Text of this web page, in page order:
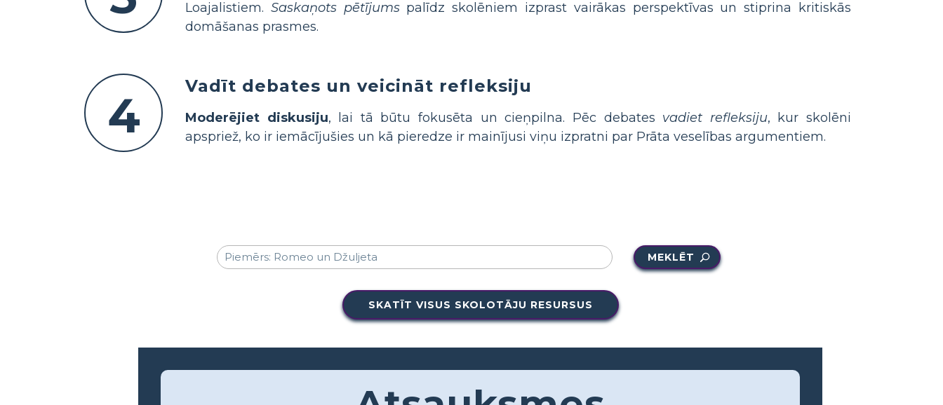
Loajalistiem. Saskaņots pētījumspalīdz skolēniem izprast vairākas perspektīvas un stiprina kritiskās
domāšanas prasmes.
4
Vadīt debates un veicināt refleksiju
Moderējiet diskusiju, lai tā būtu fokusēta un cieņpilna. Pēc debates vadiet refleksiju, kur skolēni
apspriež, ko ir iemācījušies un kā pieredze ir mainījusi viņu izpratni par Prāta veselības argumentiem.
MEKLĒT
SKATĪT VISUS SKOLOTĀJU RESURSUS